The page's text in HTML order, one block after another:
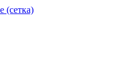
(сетка)